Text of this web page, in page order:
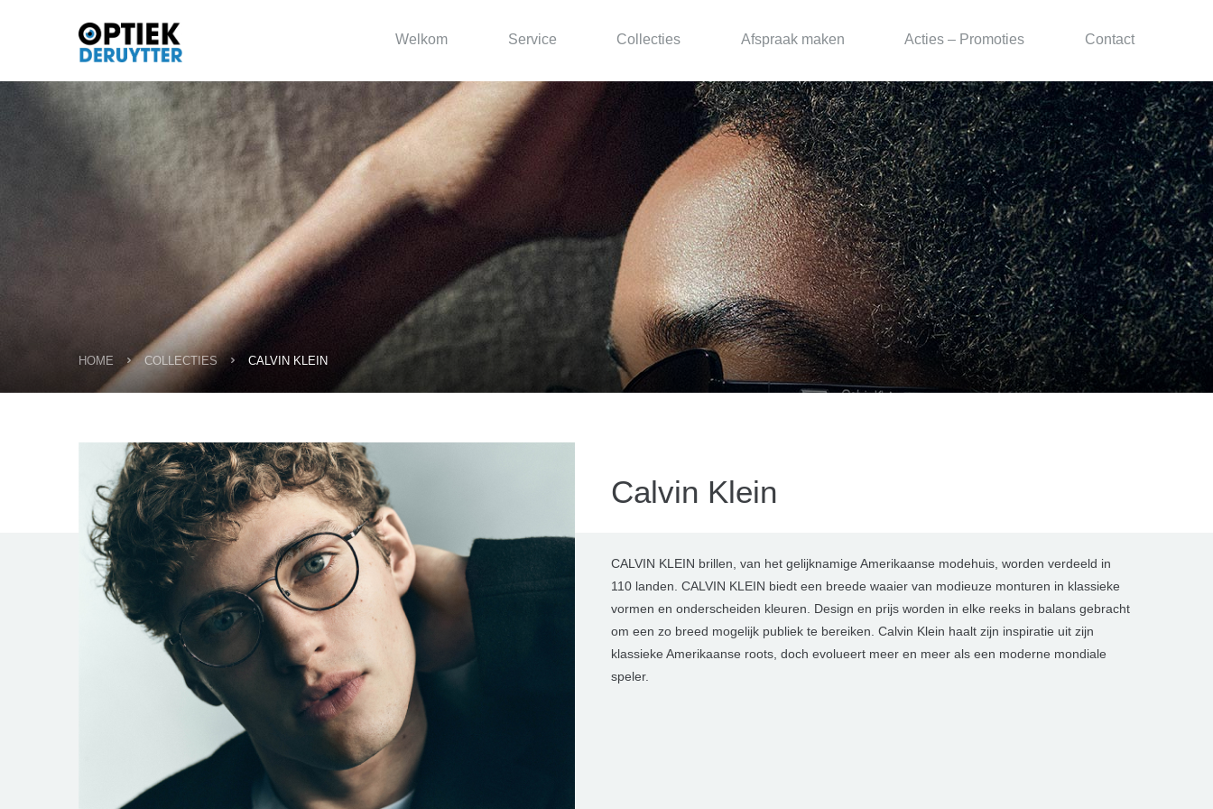
Welkom Service Collecties Afspraak maken Acties – Promoties Contact
HOME COLLECTIES CALVIN KLEIN
Calvin Klein
CALVIN KLEIN brillen, van het gelijknamige Amerikaanse modehuis, worden verdeeld in
110 landen. CALVIN KLEIN biedt een breede waaier van modieuze monturen in klassieke
vormen en onderscheiden kleuren. Design en prijs worden in elke reeks in balans gebracht
om een zo breed mogelijk publiek te bereiken. Calvin Klein haalt zijn inspiratie uit zijn
klassieke Amerikaanse roots, doch evolueert meer en meer als een moderne mondiale
speler.